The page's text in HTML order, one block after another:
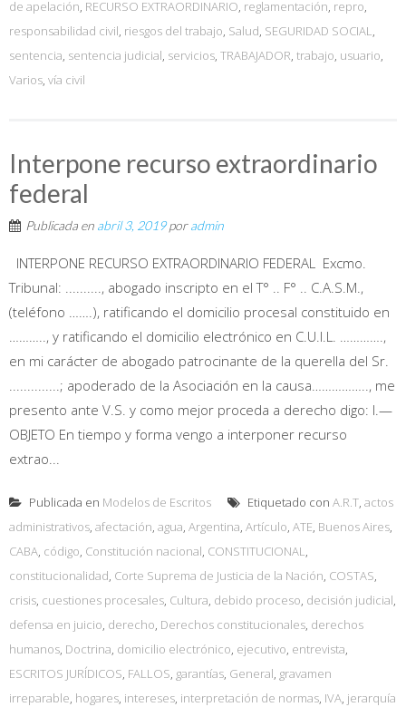
de apelación, RECURSO EXTRAORDINARIO, reglamentación, repro,
responsabilidad civil, riesgos del trabajo, Salud, SEGURIDAD SOCIAL,
sentencia, sentencia judicial, servicios, TRABAJADOR, trabajo, usuario,
Varios, vía civil
Interpone recurso extraordinario
federal
Publicada en abril 3, 2019poradmin
INTERPONE RECURSO EXTRAORDINARIO FEDERAL Excmo.
Tribunal: .........., abogado inscripto en el T° .. F° .. C.A.S.M.,
(teléfono …….), ratificando el domicilio procesal constituido en
……….., y ratificando el domicilio electrónico en C.U.I.L. ………….,
en mi carácter de abogado patrocinante de la querella del Sr.
..............; apoderado de la Asociación en la causa…………….., me
presento ante V.S. y como mejor proceda a derecho digo: I.—
OBJETO En tiempo y forma vengo a interponer recurso
extrao...
Publicada en Modelos de Escritos Etiquetado con A.R.T, actos
administrativos, afectación, agua, Argentina, Artículo, ATE, Buenos Aires,
CABA, código, Constitución nacional, CONSTITUCIONAL,
constitucionalidad, Corte Suprema de Justicia de la Nación, COSTAS,
crisis, cuestiones procesales, Cultura, debido proceso, decisión judicial,
defensa en juicio, derecho, Derechos constitucionales, derechos
humanos, Doctrina, domicilio electrónico, ejecutivo, entrevista,
ESCRITOS JURÍDICOS, FALLOS, garantías, General, gravamen
irreparable, hogares, intereses, interpretación de normas, IVA, jerarquía